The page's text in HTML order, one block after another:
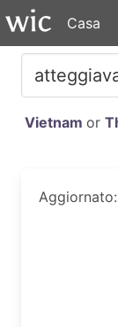
Casa
Vietnam or